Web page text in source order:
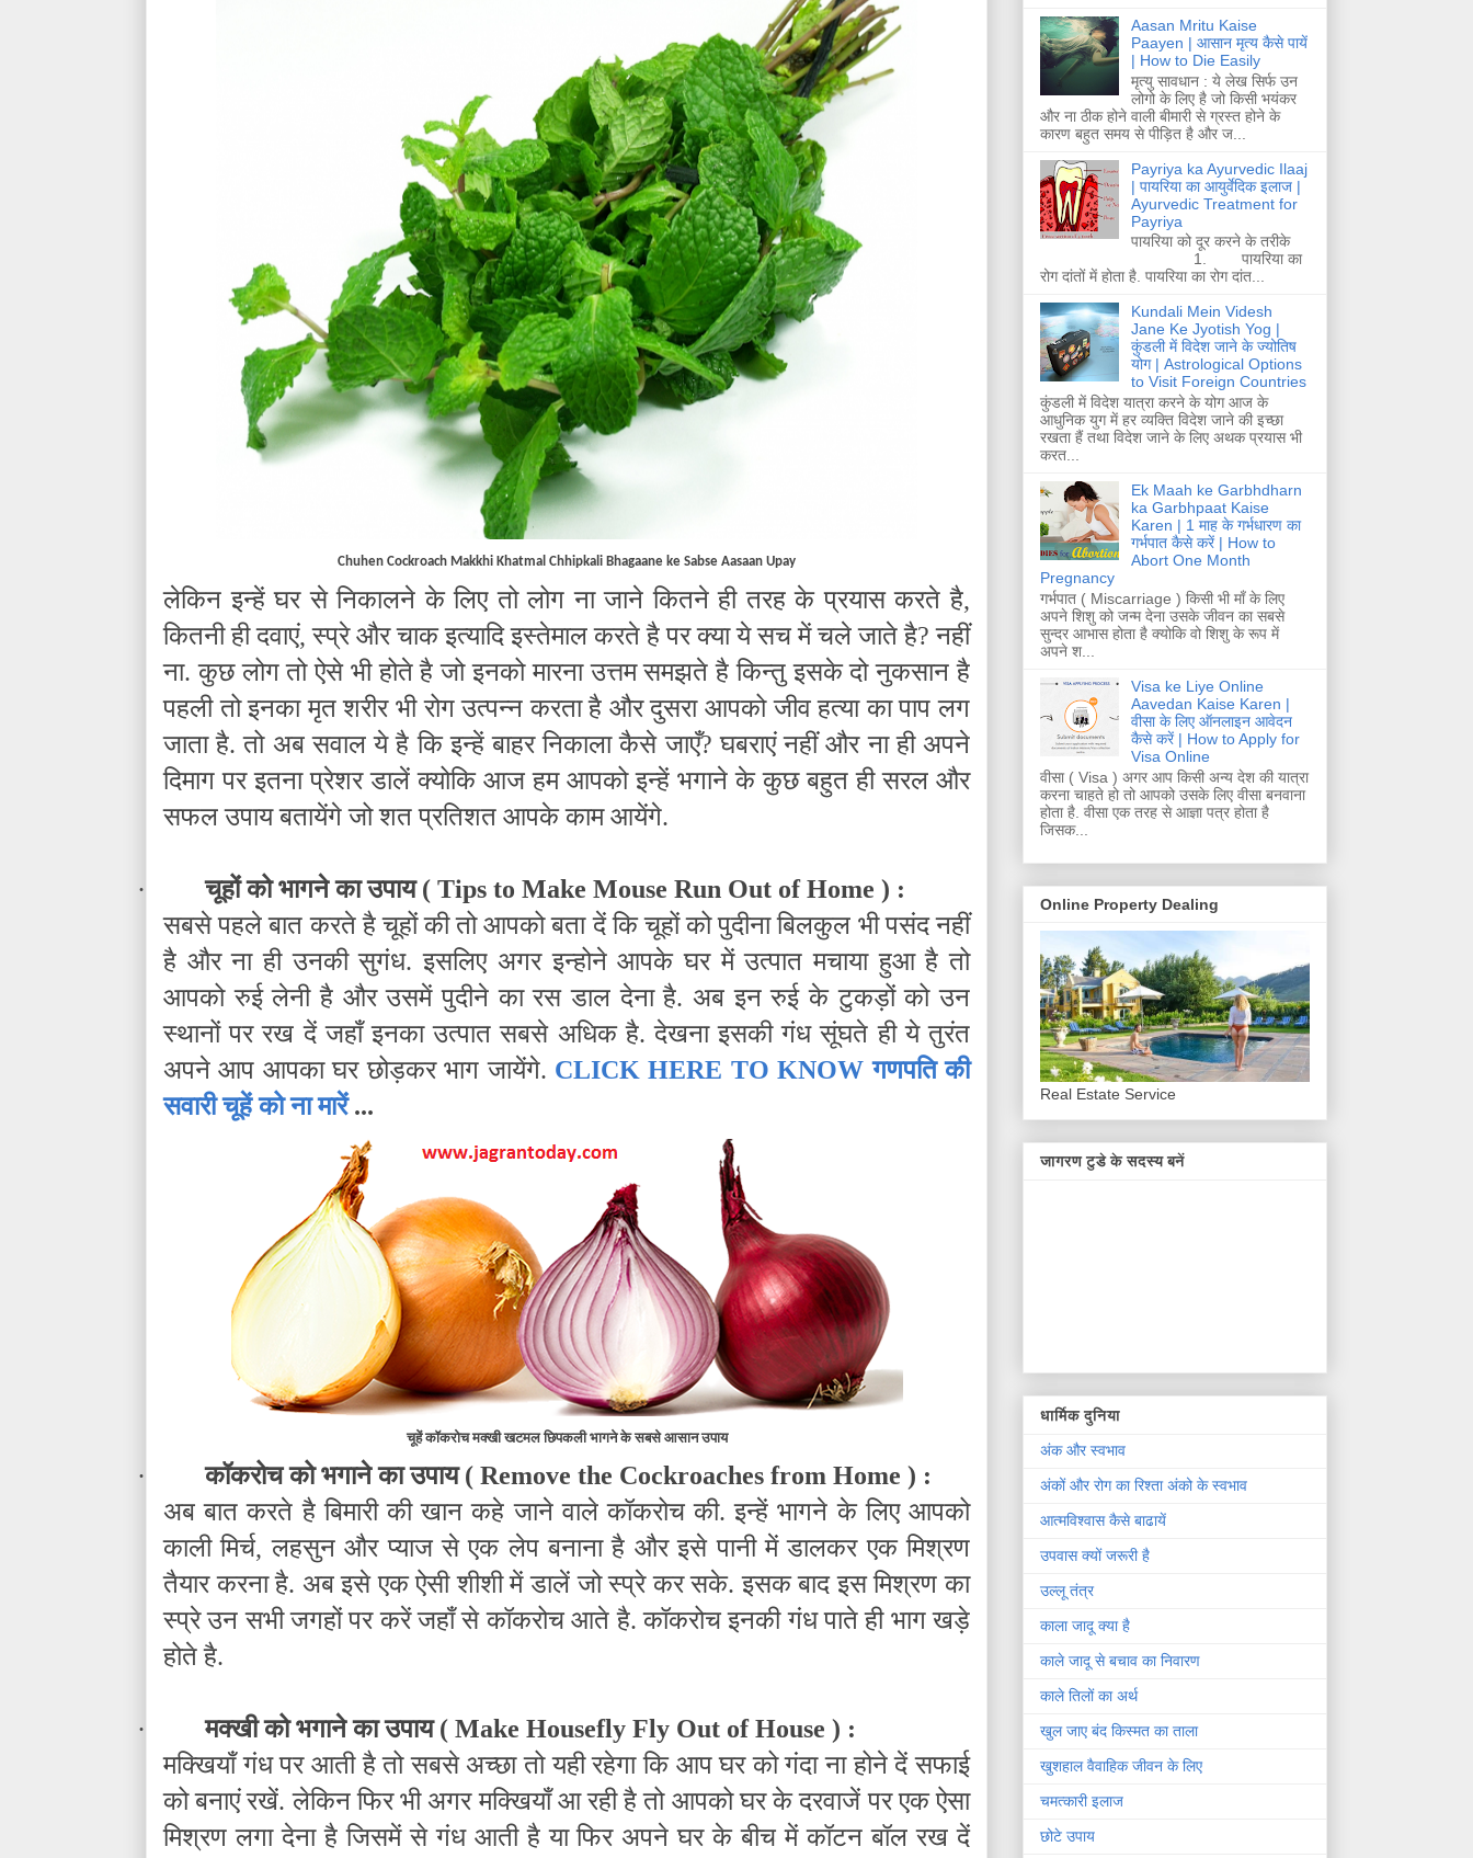
Chuhen Cockroach Makkhi Khatmal Chhipkali Bhagaane ke Sabse Aasaan Upay
लेकिन इन्हें घर से निकालने के लिए तो लोग ना जाने कितने ही तरह के प्रयास करते है,
कितनी ही दवाएं,स्प्रे और चाक इत्यादि इस्तेमाल करते है पर क्या ये सच में चले जाते है?नहीं
ना. कुछ लोग तो ऐसे भी होते है जो इनको मारना उत्तम समझते है किन्तु इसके दो नुकसान है
पहली तो इनका मृत शरीर भी रोग उत्पन्न करता है और दुसरा आपको जीव हत्या का पाप लग
जाता है. तो अब सवाल ये है कि इन्हें बाहर निकाला कैसे जाएँ?घबराएं नहीं और ना ही अपने
दिमाग पर इतना प्रेशर डालें क्योकि आज हम आपको इन्हें भगाने के कुछ बहुत ही सरल और
सफल उपाय बतायेंगे जो शत प्रतिशत आपके काम आयेंगे.
· चूहों को भागने का उपाय ( Tips to Make Mouse Run Out of Home ) :
सबसे पहले बात करते है चूहों की तो आपको बता दें कि चूहों को पुदीना बिलकुल भी पसंद नहीं
है और ना ही उनकी सुगंध. इसलिए अगर इन्होने आपके घर में उत्पात मचाया हुआ है तो
आपको रुई लेनी है और उसमें पुदीने का रस डाल देना है. अब इन रुई के टुकड़ों को उन
स्थानों पर रख दें जहाँ इनका उत्पात सबसे अधिक है. देखना इसकी गंध सूंघते ही ये तुरंत
अपने आप आपका घर छोड़कर भाग जायेंगे. CLICK HERE TO KNOW गणपति की
सवारी चूहें को ना मारें...
चूहें कॉकरोच मक्खी खटमल छिपकली भागने के सबसे आसान उपाय
· कॉकरोच को भगाने का उपाय ( Remove the Cockroaches from Home ) :
अब बात करते है बिमारी की खान कहे जाने वाले कॉकरोच की. इन्हें भागने के लिए आपको
काली मिर्च,लहसुन और प्याज से एक लेप बनाना है और इसे पानी में डालकर एक मिश्रण
तैयार करना है. अब इसे एक ऐसी शीशी में डालें जो स्प्रे कर सके. इसक बाद इस मिश्रण का
स्प्रे उन सभी जगहों पर करें जहाँ से कॉकरोच आते है. कॉकरोच इनकी गंध पाते ही भाग खड़े
होते है.
· मक्खी को भगाने का उपाय ( Make Housefly Fly Out of House ) :
मक्खियाँ गंध पर आती है तो सबसे अच्छा तो यही रहेगा कि आप घर को गंदा ना होने दें सफाई
को बनाएं रखें. लेकिन फिर भी अगर मक्खियाँ आ रही है तो आपको घर के दरवाजें पर एक ऐसा
मिश्रण लगा देना है जिसमें से गंध आती है या फिर अपने घर के बीच में कॉटन बॉल रख दें
Aasan Mritu Kaise
Paayen | आसान मृत्य कैसे पायें
| How to Die Easily
मृत्यु सावधान : ये लेख सिर्फ उन
लोगो के लिए है जो किसी भयंकर
और ना ठीक होने वाली बीमारी से ग्रस्त होने के
कारण बहुत समय से पीड़ित है और ज...
Payriya ka Ayurvedic Ilaaj
| पायरिया का आयुर्वेदिक इलाज |
Ayurvedic Treatment for
Payriya
पायरिया को दूर करने के तरीके
1. पायरिया का
रोग दांतों में होता है. पायरिया का रोग दांत...
Kundali Mein Videsh
Jane Ke Jyotish Yog |
कुंडली में विदेश जाने के ज्योतिष
योग | Astrological Options
to Visit Foreign Countries
कुंडली में विदेश यात्रा करने के योग आज के
आधुनिक युग में हर व्यक्ति विदेश जाने की इच्छा
रखता हैं तथा विदेश जाने के लिए अथक प्रयास भी
करत...
Ek Maah ke Garbhdharn
ka Garbhpaat Kaise
Karen | 1 माह के गर्भधारण का
गर्भपात कैसे करें | How to
Abort One Month
Pregnancy
गर्भपात ( Miscarriage ) किसी भी माँ के लिए
अपने शिशु को जन्म देना उसके जीवन का सबसे
सुन्दर आभास होता है क्योकि वो शिशु के रूप में
अपने श...
Visa ke Liye Online
Aavedan Kaise Karen |
वीसा के लिए ऑनलाइन आवेदन
कैसे करें | How to Apply for
Visa Online
वीसा ( Visa ) अगर आप किसी अन्य देश की यात्रा
करना चाहते हो तो आपको उसके लिए वीसा बनवाना
होता है. वीसा एक तरह से आज्ञा पत्र होता है
जिसक...
Online Property Dealing
Real Estate Service
जागरण टुडे के सदस्य बनें
धार्मिक दुनिया
अंक और स्वभाव
अंकों और रोग का रिश्ता अंको के स्वभाव
आत्मविश्वास कैसे बाढायें
उपवास क्यों जरूरी है
उल्लू तंत्र
काला जादू क्या है
काले जादू से बचाव का निवारण
काले तिलों का अर्थ
खुल जाए बंद किस्मत का ताला
खुशहाल वैवाहिक जीवन के लिए
चमत्कारी इलाज
छोटे उपाय